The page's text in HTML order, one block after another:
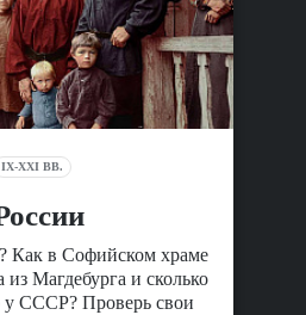
IX-XXI ВВ.
Как в Софийском храме
из Магдебурга и сколько
у СССР? Проверь свои